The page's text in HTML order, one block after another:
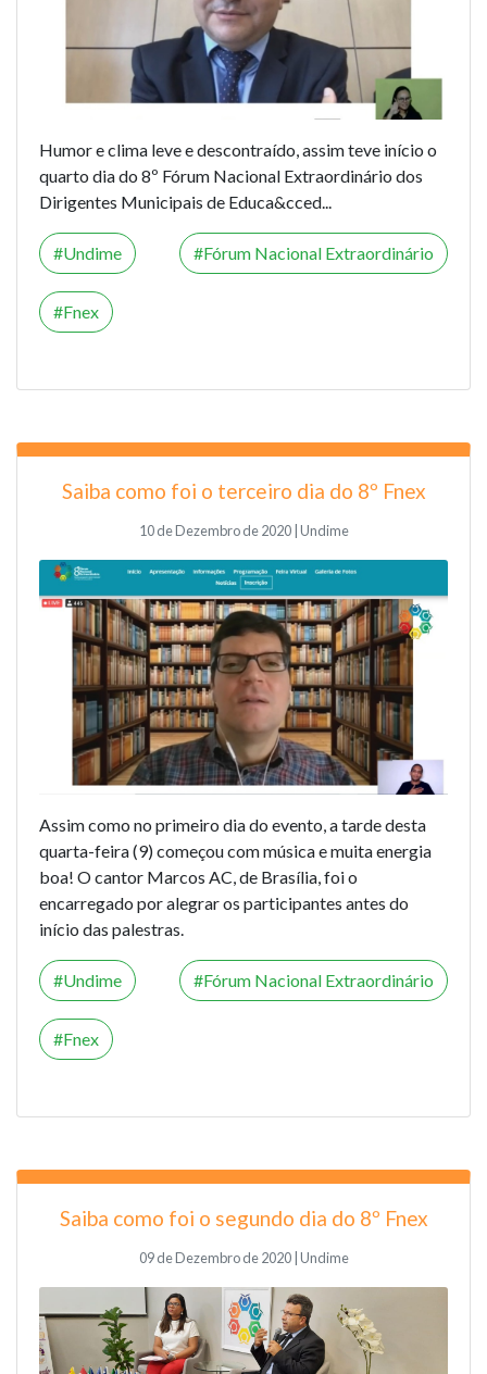
Humor e clima leve e descontraído, assim teve início o
quarto dia do 8º Fórum Nacional Extraordinário dos
Dirigentes Municipais de Educa&cced...
Undime Fórum Nacional Extraordinário
Fnex
Saiba como foi o terceiro dia do 8º Fnex
10 de Dezembro de 2020 | Undime
Assim como no primeiro dia do evento, a tarde desta
quarta-feira (9) começou com música e muita energia
boa! O cantor Marcos AC, de Brasília, foi o
encarregado por alegrar os participantes antes do
início das palestras.
Undime Fórum Nacional Extraordinário
Fnex
Saiba como foi o segundo dia do 8º Fnex
09 de Dezembro de 2020 | Undime